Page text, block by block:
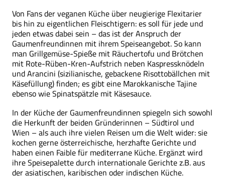
Von Fans der veganen Küche über neugierige Flexitarier
bis hin zu eigentlichen Fleischtigern: es soll für jede und
jeden etwas dabei sein – das ist der Anspruch der
Gaumenfreundinnen mit ihrem Speiseangebot. So kann
man Grillgemüse-Spieße mit Räuchertofu und Brötchen
mit Rote-Rüben-Kren-Aufstrich neben Kaspressknödeln
und Arancini (sizilianische, gebackene Risottobällchen mit
Käsefüllung) finden; es gibt eine Marokkanische Tajine
ebenso wie Spinatspätzle mit Käsesauce.
In der Küche der Gaumenfreundinnen spiegeln sich sowohl
die Herkunft der beiden Gründerinnen – Südtirol und
Wien – als auch ihre vielen Reisen um die Welt wider: sie
kochen gerne österreichische, herzhafte Gerichte und
haben einen Faible für mediterrane Küche. Ergänzt wird
ihre Speisepalette durch internationale Gerichte z.B. aus
der asiatischen, karibischen oder indischen Küche.